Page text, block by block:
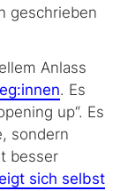
geschrieben
Anlass
. Es
up“. Es
sondern
besser
sich selbst